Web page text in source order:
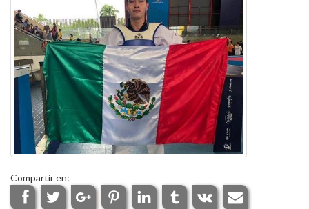
Compartir en: